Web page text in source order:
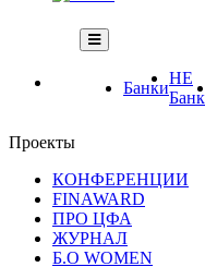
Банки
НЕ
Проекты
КОНФЕРЕНЦИИ
FINAWARD
ПРО ЦФА
ЖУРНАЛ
Б.О WOMEN